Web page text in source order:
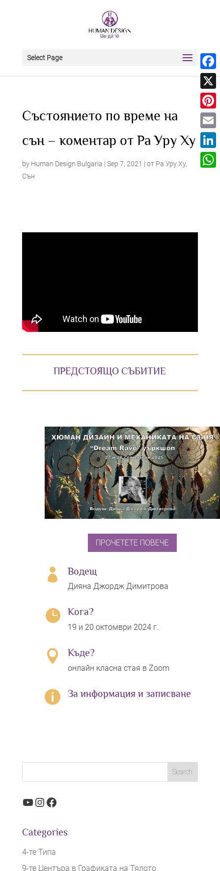
Select Page
Състоянието по време на
сън – коментар от Ра Уру Ху
by Human Design Bulgaria | Sep 7, 2021 | от Ра Уру Ху,
Сън
ПРЕДСТОЯЩО СЪБИТИЕ
ПРОЧЕТЕТЕ ПОВЕЧЕ
 Водещ
Дияна Джордж Димитрова
 Кога?
19 и 20 октомври 2024 г.
 Къде?
онлайн класна стая в Zoom
 За информация и записване
YouTube
Instagram
Facebook
Categories
4-те Типа
9-те Центъра в Графиката на Тялото
X
Email